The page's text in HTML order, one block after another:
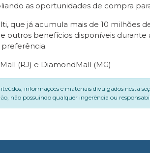
as oportunidades de compra
que já acumula mais de 10 milhões
outros benefícios disponíveis
(RJ) e DiamondMall (MG)
informações e materiais divulgados nesta
não possuindo qualquer ingerência ou